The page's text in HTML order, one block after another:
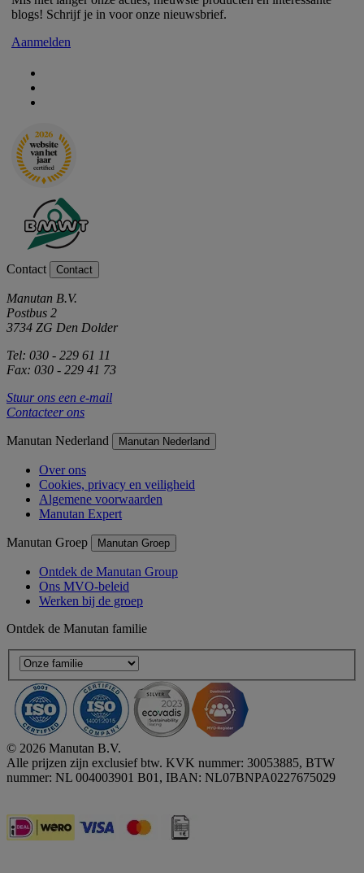
blogs! Schrijf je in voor onze nieuwsbrief.
Aanmelden
Contact Contact
Manutan B.V.
Postbus 2
3734 ZG Den Dolder
Tel: 030 - 229 61 11
Fax: 030 - 229 41 73
Stuur ons een e-mail
Contacteer ons
Manutan Nederland Manutan Nederland
Over ons
Cookies, privacy en veiligheid
Algemene voorwaarden
Manutan Expert
Manutan Groep Manutan Groep
Ontdek de Manutan Group
Ons MVO-beleid
Werken bij de groep
Ontdek de Manutan familie
© 2026 Manutan B.V.
Alle prijzen zijn exclusief btw. KVK nummer: 30053885, BTW
nummer: NL 004003901 B01, IBAN: NL07BNPA0227675029